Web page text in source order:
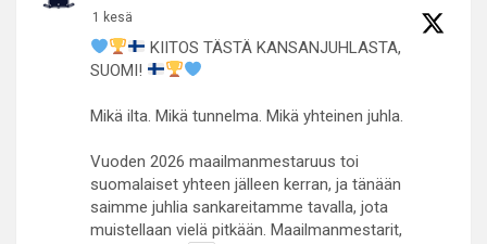
1 kesä
KIITOS TÄSTÄ KANSANJUHLASTA,
SUOMI!
Mikä ilta. Mikä tunnelma. Mikä yhteinen juhla.
Vuoden 2026 maailmanmestaruus toi
suomalaiset yhteen jälleen kerran, ja tänään
saimme juhlia sankareitamme tavalla, jota
muistellaan vielä pitkään. Maailmanmestarit,